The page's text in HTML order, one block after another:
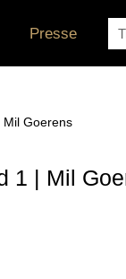
Presse
Mil Goerens
1 | Mil